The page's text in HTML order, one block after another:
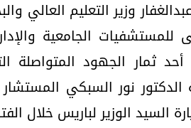
وزير التعليم العالي
للمستشفيات الجامعية
أحد ثمار الجهود
الدكتور نور السبكي
الوزير لباريس خلال الفترة من 19-22